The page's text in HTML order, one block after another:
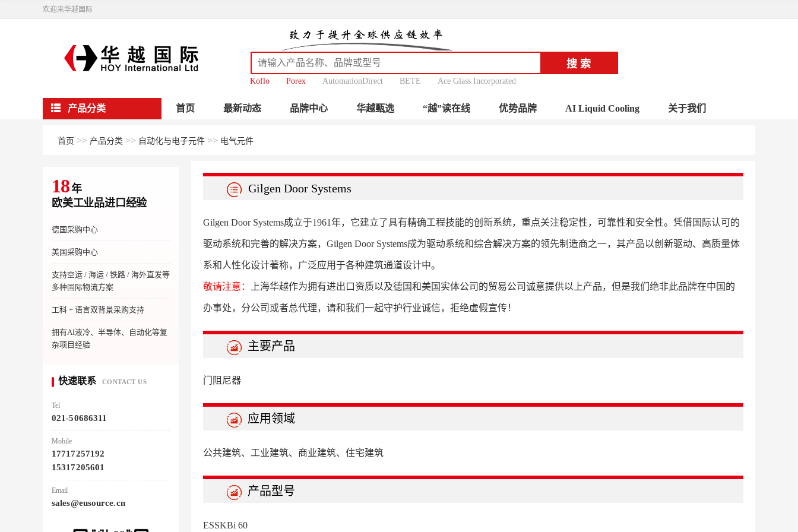
欢迎来华越国际
Koflo Porex AutomationDirect BETE Ace Glass Incorporated
首页 最新动态 品牌中心 华越甄选 “越”读在线 优势品牌 AI Liquid Cooling 关于我们
产品分类
首页 >> 产品分类 >> 自动化与电子元件 >> 电气元件
18年
欧美工业品进口经验
德国采购中心
美国采购中心
支持空运 / 海运 / 铁路 / 海外直发等
多种国际物流方案
工科 + 语言双背景采购支持
拥有AI液冷、半导体、自动化等复
杂项目经验
快速联系 CONTACT US
Tel
021-50686311
Mobile
17717257192
15317205601
Email
sales@eusource.cn
Gilgen Door Systems
Gilgen Door Systems成立于1961年，它建立了具有精确工程技能的创新系统，重点关注稳定性，可靠性和安全性。凭借国际认可的
驱动系统和完善的解决方案，Gilgen Door Systems成为驱动系统和综合解决方案的领先制造商之一，其产品以创新驱动、高质量体
系和人性化设计著称，广泛应用于各种建筑通道设计中。
敬请注意： 上海华越作为拥有进出口资质以及德国和美国实体公司的贸易公司诚意提供以上产品，但是我们绝非此品牌在中国的
办事处，分公司或者总代理，请和我们一起守护行业诚信，拒绝虚假宣传！
主要产品
门阻尼器
应用领域
公共建筑、工业建筑、商业建筑、住宅建筑
产品型号
ESSKBi 60